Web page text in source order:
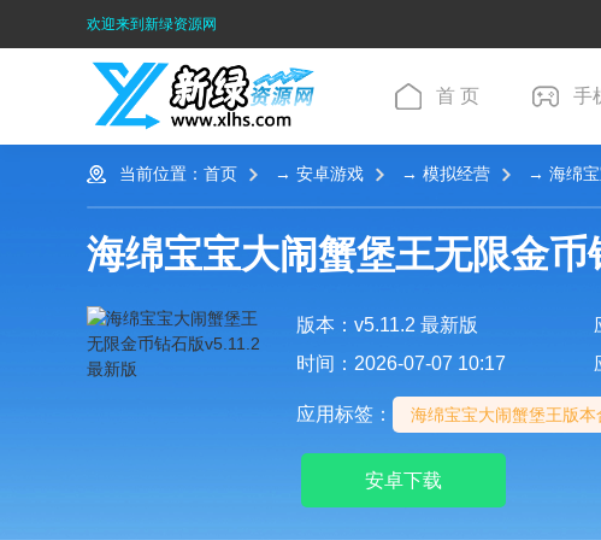
欢迎来到新绿资源网
首 页 手
当前位置： 首页 → 安卓游戏 → 模拟经营 → 海绵宝
海绵宝宝大闹蟹堡王无限金币
版本：v5.11.2 最新版
时间：2026-07-07 10:17
应用标签： 海绵宝宝大闹蟹堡王版本
安卓下载